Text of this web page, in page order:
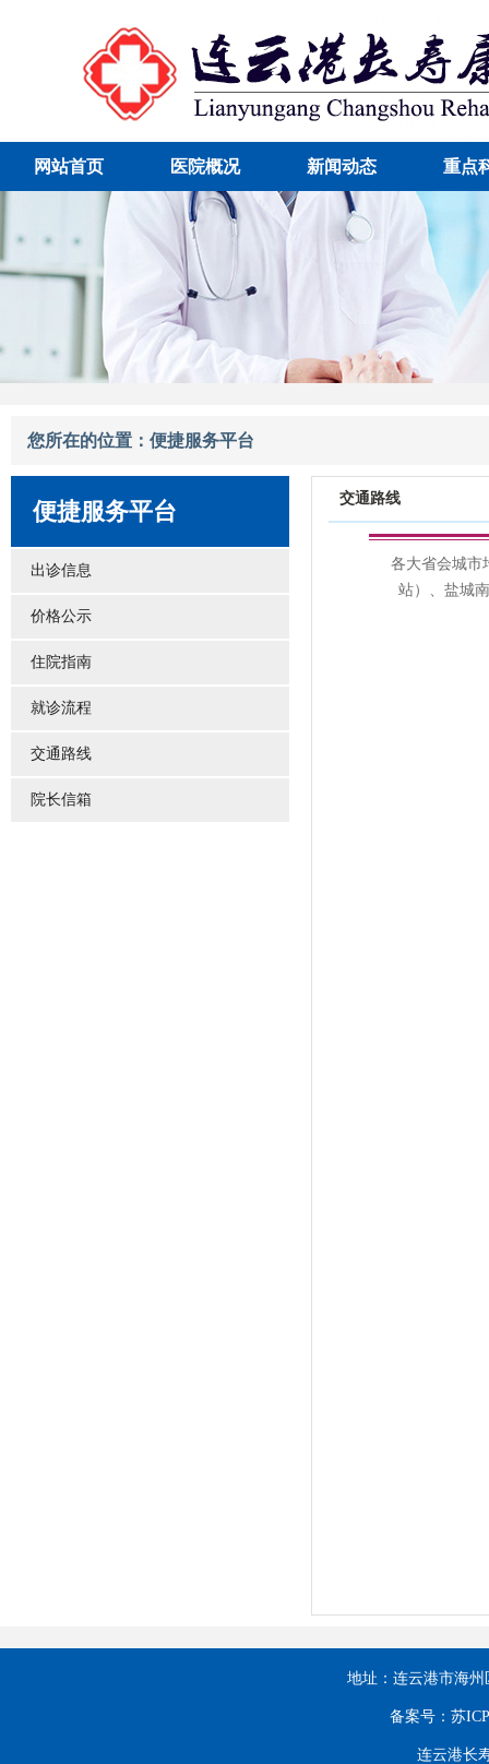
网站首页 医院概况 新闻动态 重点
您所在的位置：便捷服务平台
便捷服务平台
出诊信息
价格公示
住院指南
就诊流程
交通路线
院长信箱
交通路线
地址：连云港市海
备案号：苏
连云港长